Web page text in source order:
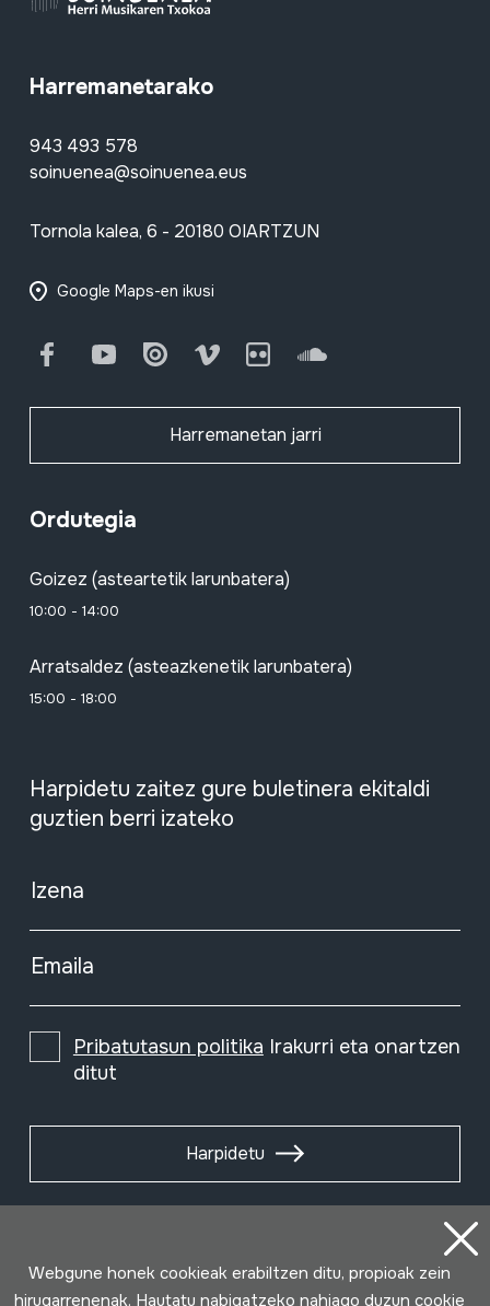
Harremanetarako
943 493 578
soinuenea@soinuenea.eus
Tornola kalea, 6 - 20180 OIARTZUN
Google Maps-en ikusi
FacebookYoutube Issuu Vimeo Flickr SoundCloud
Harremanetan jarri
Ordutegia
Goizez (asteartetik larunbatera)
10:00 - 14:00
Arratsaldez (asteazkenetik larunbatera)
15:00 - 18:00
Harpidetu zaitez gure buletinera ekitaldi
guztien berri izateko
Izena
Emaila
Pribatutasun politika Irakurri eta onartzen
ditut
Harpidetu
Webgune honek cookieak erabiltzen ditu, propioak zein
hirugarrenenak. Hautatu nabigatzeko nahiago duzun cookie